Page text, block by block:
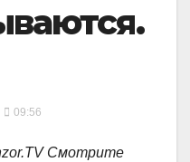
09:56
Cмотрите